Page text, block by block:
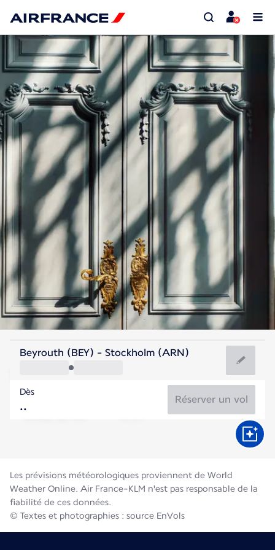
Suède
Stockholm
Suède
Durée du vol
Beyrouth (BEY) - Stockholm (ARN)
Dès
Réserver un vol
Les prévisions météorologiques proviennent de World
Weather Online. Air France-KLM n'est pas responsable de la
fiabilité de ces données.
© Textes et photographies : source EnVols